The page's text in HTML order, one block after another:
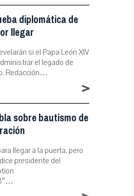
diplomática de
llegar
si el Papa León XIV
el legado de
Redacción…
>
sobre bautismo de
llegar a la puerta, pero
presidente del